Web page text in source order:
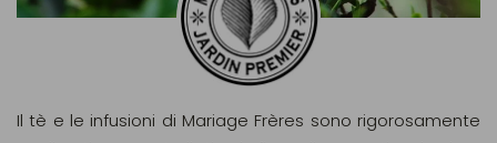
Il tè e le infusioni di Mariage Frères sono rigorosamente